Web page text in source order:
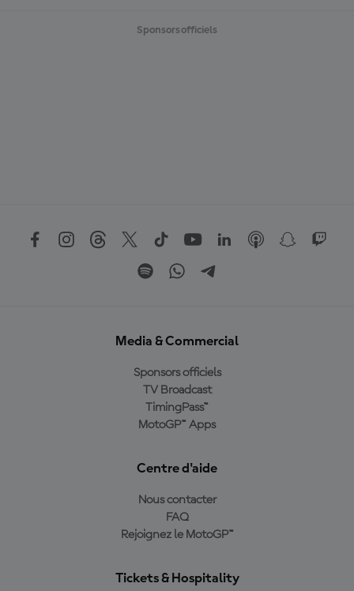
Sponsors officiels
Media & Commercial
Sponsors officiels
TV Broadcast
TimingPass™
MotoGP™ Apps
Centre d'aide
Nous contacter
FAQ
Rejoignez le MotoGP™
Tickets & Hospitality